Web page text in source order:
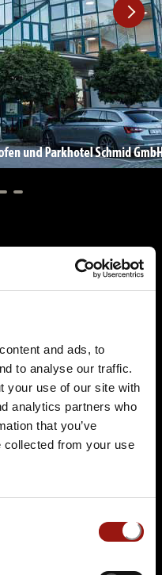
and ads, to
to analyse our traffic.
your use of our site with
analytics partners who
that you’ve
collected from your use